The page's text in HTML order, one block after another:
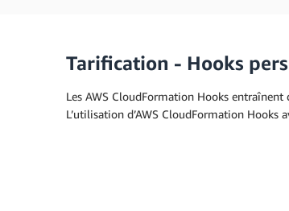
Tarification - Hooks
Les AWS CloudFormation Hooks
L’utilisation d’AWS CloudFormation Hooks